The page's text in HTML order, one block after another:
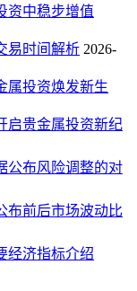
资中稳步增值
易时间解析 2026-
属投资焕发新生
启贵金属投资新纪
公布风险调整的对
布前后市场波动比
经济指标介绍